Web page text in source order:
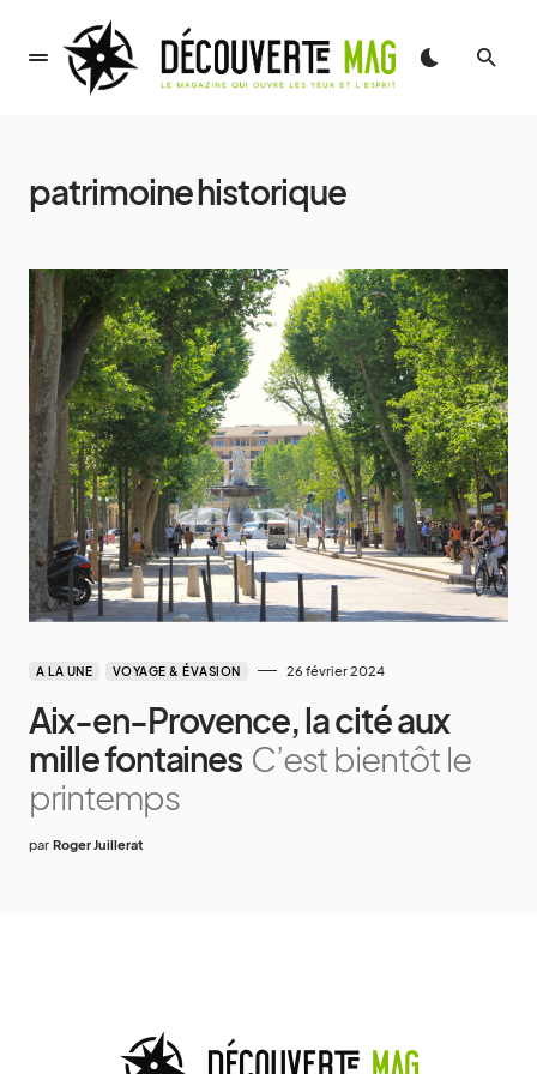
patrimoine historique
A LA UNE VOYAGE & ÉVASION 26 février 2024
Aix-en-Provence, la cité aux
mille fontaines C’est bientôt le
printemps
par Roger Juillerat